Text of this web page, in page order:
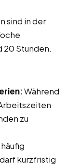
sind in der
20 Stunden.
Während
zu
kurzfristig